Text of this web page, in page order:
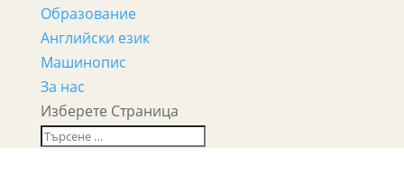
Образование
Английски език
Машинопис
За нас
Изберете Страница